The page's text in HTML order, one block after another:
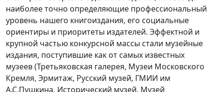
наиболее точно определяющие профессиональный
уровень нашего книгоиздания, его социальные
ориентиры и приоритеты издателей. Эффектной и
крупной частью конкурсной массы стали музейные
издания, поступившие как от самых известных
музеев (Третьяковская галерея, Музеи Московского
Кремля, Эрмитаж, Русский музей, ГМИИ им
А.С.Пушкина, Исторический музей, Музей